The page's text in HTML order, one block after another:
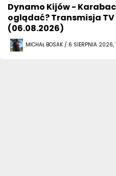
Dynamo Kijów -
oglądać? Transmisja
(06.08.2026)
MICHAŁ BOSAK / 6 SIERPNIA 2026,